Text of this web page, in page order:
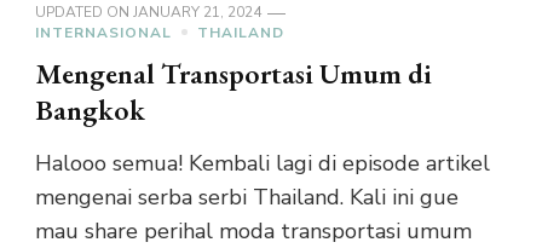
UPDATED ON JANUARY 21, 2024
INTERNASIONAL
THAILAND
Mengenal Transportasi Umum di
Bangkok
Halooo semua! Kembali lagi di episode artikel
mengenai serba serbi Thailand. Kali ini gue
mau share perihal moda transportasi umum